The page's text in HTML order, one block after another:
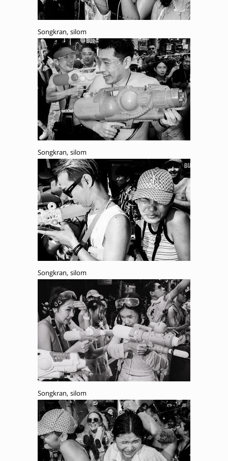
Songkran, silom
Songkran, silom
Songkran, silom
Songkran, silom